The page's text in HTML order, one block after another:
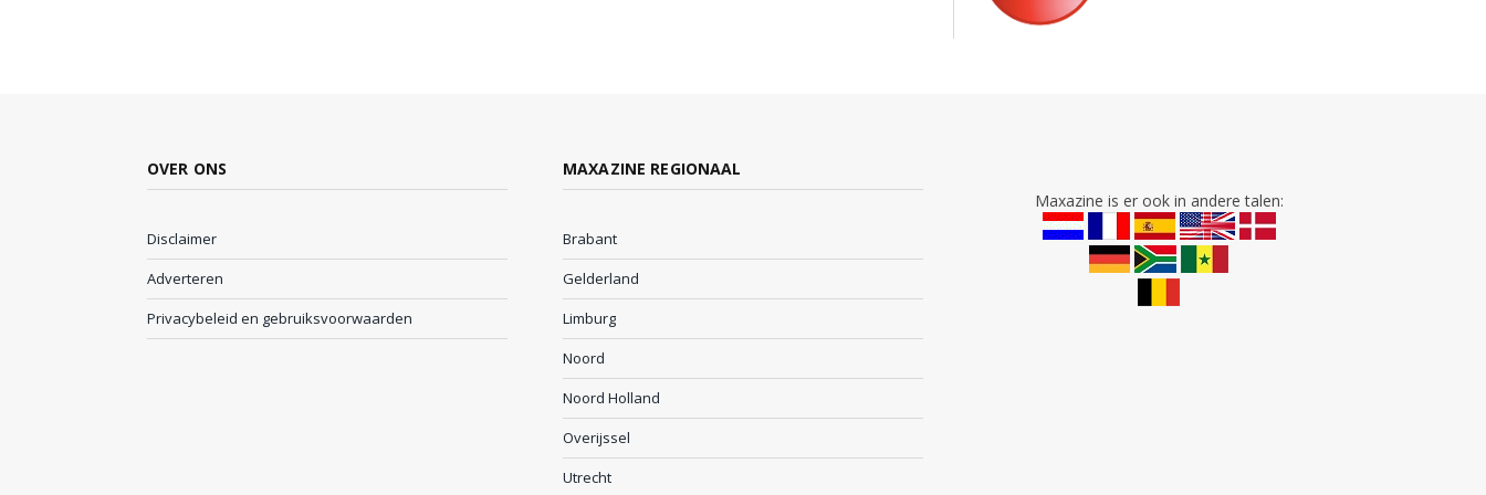
OVER ONS
Disclaimer
Adverteren
Privacybeleid en gebruiksvoorwaarden
MAXAZINE REGIONAAL
Brabant
Gelderland
Limburg
Noord
Noord Holland
Overijssel
Utrecht
Maxazine is er ook in andere talen: